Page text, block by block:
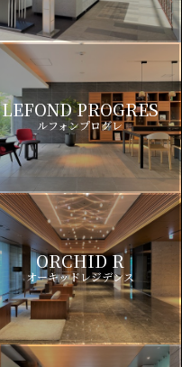
LEFOND PROGRES
ルフォンプログレ
ORCHID R
オーキッドレジデンス